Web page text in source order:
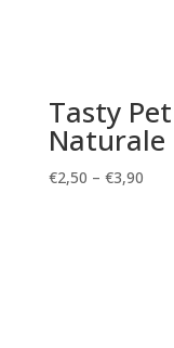
Tasty
Naturale
€2,50 – €3,90